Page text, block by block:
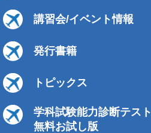
講習会/イベント情報
発行書籍
トピックス
学科試験能力診断テスト
無料お試し版